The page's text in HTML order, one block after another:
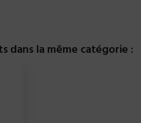
dans la même catégorie :